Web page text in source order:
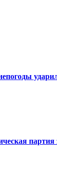
партия